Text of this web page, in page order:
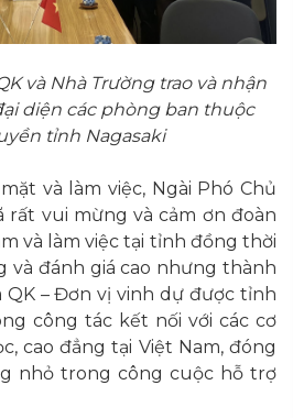
và Nhà Trường trao và nhận
diện các phòng ban thuộc
tỉnh Nagasaki
và làm việc, Ngài Phó Chủ
rất vui mừng và cảm ơn đoàn
và làm việc tại tỉnh đồng thời
và đánh giá cao nhưng thành
– Đơn vị vinh dự được tỉnh
công tác kết nối với các cơ
cao đẳng tại Việt Nam, đóng
nhỏ trong công cuộc hỗ trợ